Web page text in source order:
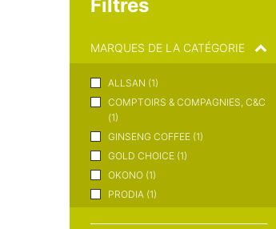
Filtres
MARQUES DE LA CATÉGORIE
ALLSAN (1)
COMPTOIRS & COMPAGNIES, C&C
(1)
GINSENG COFFEE (1)
GOLD CHOICE (1)
OKONO (1)
PRODIA (1)